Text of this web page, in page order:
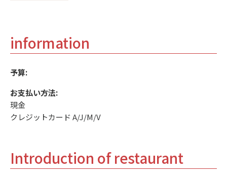
information
予算:
お支払い方法:
現金
クレジットカード A/J/M/V
Introduction of restaurant